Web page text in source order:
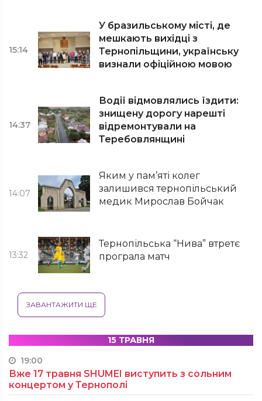
15:14
У бразильському місті, де
мешкають вихідці з
Тернопільщини, українську
визнали офіційною мовою
14:37
Водії відмовлялись їздити:
знищену дорогу нарешті
відремонтували на
Теребовлянщині
14:07
Яким у пам’яті колег
залишився тернопільський
медик Мирослав Бойчак
13:32
Тернопільська “Нива” втретє
програла матч
ЗАВАНТАЖИТИ ЩЕ
15 ТРАВНЯ
19:00
Вже 17 травня SHUMEI виступить з сольним
концертом у Тернополі